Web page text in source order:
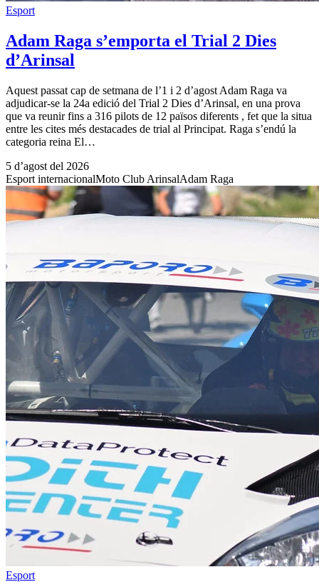
Esport
Adam Raga s’emporta el Trial 2 Dies
d’Arinsal
Aquest passat cap de setmana de l’1 i 2 d’agost Adam Raga va
adjudicar-se la 24a edició del Trial 2 Dies d’Arinsal, en una prova
que va reunir fins a 316 pilots de 12 països diferents , fet que la situa
entre les cites més destacades de trial al Principat. Raga s’endú la
categoria reina El…
5 d’agost del 2026
Esport internacionalMoto Club ArinsalAdam Raga
Esport